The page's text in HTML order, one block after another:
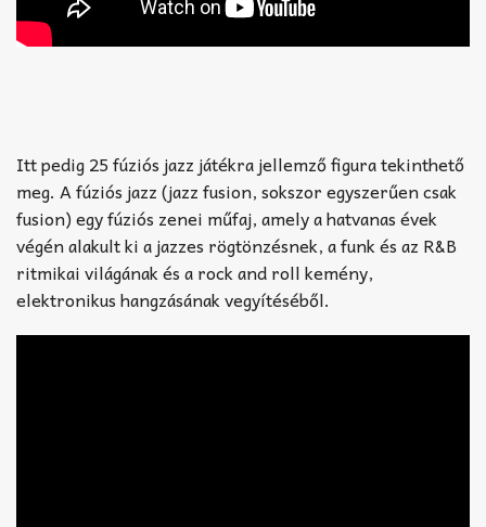
Itt pedig 25 fúziós jazz játékra jellemző figura tekinthető
meg. A fúziós jazz (jazz fusion, sokszor egyszerűen csak
fusion) egy fúziós zenei műfaj, amely a hatvanas évek
végén alakult ki a jazzes rögtönzésnek, a funk és az R&B
ritmikai világának és a rock and roll kemény,
elektronikus hangzásának vegyítéséből.